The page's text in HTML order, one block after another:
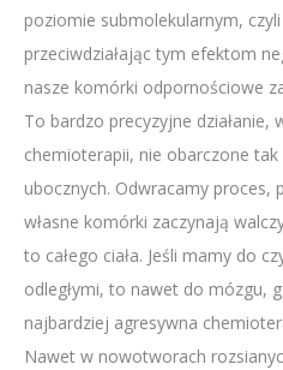
poziomie submolekularnym,
przeciwdziałając tym efektom
nasze komórki odpornościowe
To bardzo precyzyjne działanie,
chemioterapii, nie obarczone tak
ubocznych. Odwracamy proces,
własne komórki zaczynają
to całego ciała. Jeśli mamy do
odległymi, to nawet do mózgu,
najbardziej agresywna
Nawet w nowotworach